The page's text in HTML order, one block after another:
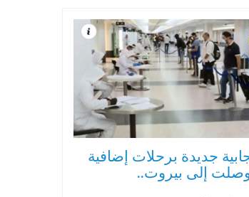
جديدة برحلات إضافية
إلى بيروت..